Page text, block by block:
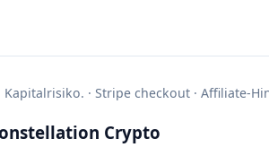
· Stripe checkout · Affiliate-
Crypto